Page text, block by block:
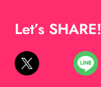
Let’s SHARE!